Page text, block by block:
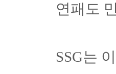
연패도
SSG는